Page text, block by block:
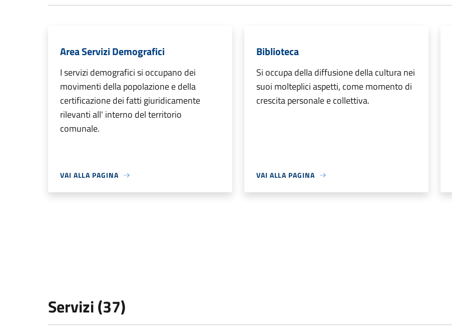
Area Servizi Demografici
I servizi demografici si occupano dei
movimenti della popolazione e della
certificazione dei fatti giuridicamente
rilevanti all' interno del territorio
comunale.
VAI ALLA PAGINA
Biblioteca
Si occupa della diffusione della cultura nei
suoi molteplici aspetti, come momento di
crescita personale e collettiva.
VAI ALLA PAGINA
Servizi (37)